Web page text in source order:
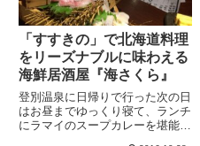
「すすきの」で北海道料理
をリーズナブルに味わえる
海鮮居酒屋『海さくら』
登別温泉に日帰りで行った次の日
はお昼までゆっくり寝て、ランチ
にラマイのスープカレーを堪能。